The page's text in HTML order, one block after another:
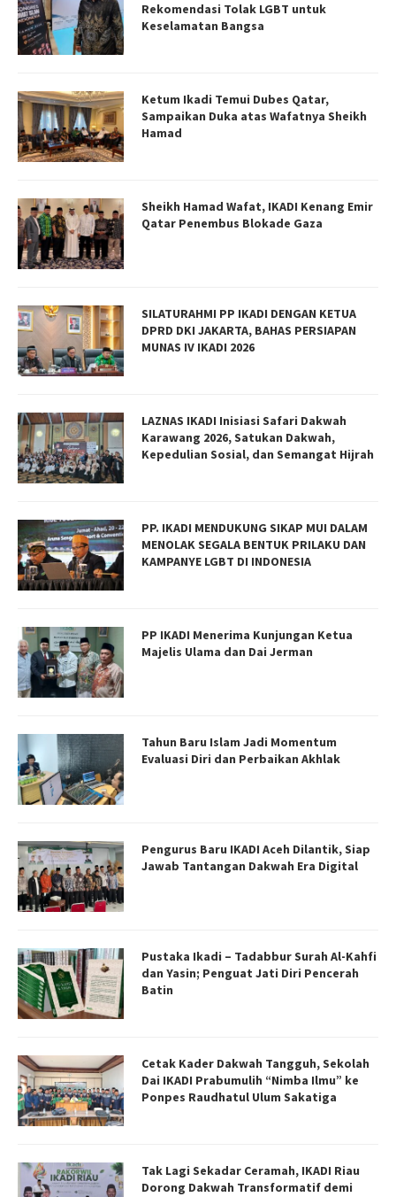
Rekomendasi Tolak LGBT untuk
Keselamatan Bangsa
Ketum Ikadi Temui Dubes Qatar,
Sampaikan Duka atas Wafatnya Sheikh
Hamad
Sheikh Hamad Wafat, IKADI Kenang Emir
Qatar Penembus Blokade Gaza
SILATURAHMI PP IKADI DENGAN KETUA
DPRD DKI JAKARTA, BAHAS PERSIAPAN
MUNAS IV IKADI 2026
LAZNAS IKADI Inisiasi Safari Dakwah
Karawang 2026, Satukan Dakwah,
Kepedulian Sosial, dan Semangat Hijrah
PP. IKADI MENDUKUNG SIKAP MUI DALAM
MENOLAK SEGALA BENTUK PRILAKU DAN
KAMPANYE LGBT DI INDONESIA
PP IKADI Menerima Kunjungan Ketua
Majelis Ulama dan Dai Jerman
Tahun Baru Islam Jadi Momentum
Evaluasi Diri dan Perbaikan Akhlak
Pengurus Baru IKADI Aceh Dilantik, Siap
Jawab Tantangan Dakwah Era Digital
Pustaka Ikadi – Tadabbur Surah Al-Kahfi
dan Yasin; Penguat Jati Diri Pencerah
Batin
Cetak Kader Dakwah Tangguh, Sekolah
Dai IKADI Prabumulih “Nimba Ilmu” ke
Ponpes Raudhatul Ulum Sakatiga
Tak Lagi Sekadar Ceramah, IKADI Riau
Dorong Dakwah Transformatif demi